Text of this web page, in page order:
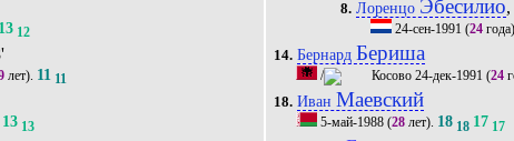
13 12
лет). 11 11
13 13
8. Лоренцо Эбесилио
24-сен-1991 (24
14. Бернард Бериша
/ 24-дек-1991 (24
18. ИванМаевский
5-май-1988 (28 лет). 18 18 17 17